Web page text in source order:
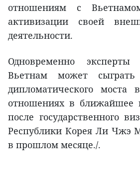
отношениям с
активизации своей
деятельности.
Одновременно
Вьетнам может
дипломатического моста
отношениях в ближайшее
после государственного
Республики Корея Ли Чжэ
в прошлом месяце./.